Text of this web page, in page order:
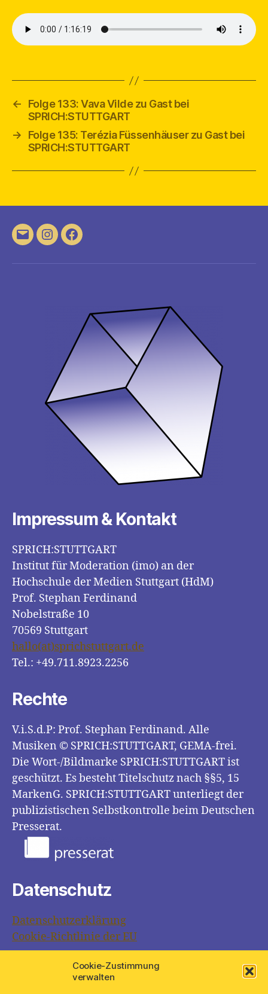
Cookie-Zustimmung
verwalten
←
Folge 133: Vava Vilde zu Gast bei
SPRICH:STUTTGART
→
Folge 135: Terézia Füssenhäuser zu Gast bei
SPRICH:STUTTGART
E-
InstagramFacebook
Impressum & Kontakt
SPRICH:STUTTGART
Institut für Moderation (imo) an der
Hochschule der Medien Stuttgart (HdM)
Prof. Stephan Ferdinand
Nobelstraße 10
70569 Stuttgart
hallo(at)sprichstuttgart.de
Tel.: +49.711.8923.2256
Rechte
V.i.S.d.P: Prof. Stephan Ferdinand. Alle
Musiken © SPRICH:STUTTGART, GEMA-frei.
Die Wort-/Bildmarke SPRICH:STUTTGART ist
geschützt. Es besteht Titelschutz nach §§5, 15
MarkenG. SPRICH:STUTTGART unterliegt der
publizistischen Selbstkontrolle beim Deutschen
Presserat.
Datenschutz
Datenschutzerklärung
Cookie-Richtlinie der EU